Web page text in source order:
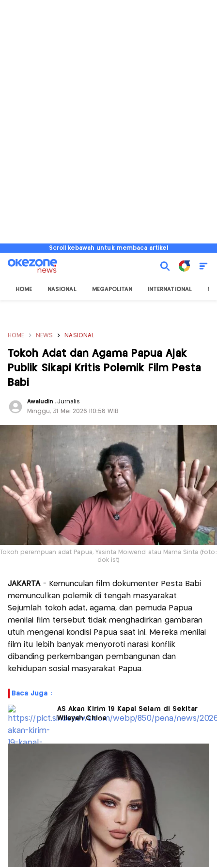
Scroll kebawah untuk membaca artikel
HOME NASIONAL MEGAPOLITAN INTERNATIONAL
HOME NEWS NASIONAL
Tokoh Adat dan Agama Papua Ajak
Publik Sikapi Kritis Polemik Film Pesta
Babi
Awaludin,Jurnalis
Minggu, 31 Mei 2026 |10:58 WIB
Tokoh perempuan adat Papua, Yasinta Moiwend atau Mama Sinta (foto:
dok ist)
JAKARTA- Kemunculan film dokumenter Pesta Babi
memunculkan polemik di tengah masyarakat.
Sejumlah tokoh adat, agama, dan pemuda Papua
menilai film tersebut tidak menghadirkan gambaran
utuh mengenai kondisi Papua saat ini. Mereka menilai
film itu lebih banyak menyoroti narasi konflik
dibanding perkembangan pembangunan dan
kehidupan sosial masyarakat Papua.
Baca Juga :
AS Akan Kirim 19 Kapal Selam di Sekitar
Wilayah China